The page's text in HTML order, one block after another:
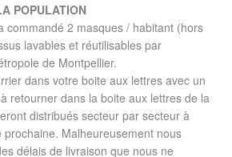
POPULATION
commandé 2 masques / habitant (hors
lavables et réutilisables par
de Montpellier.
dans votre boite aux lettres avec un
retourner dans la boite aux lettres de la
distribués secteur par secteur à
Malheureusement nous
délais de livraison que nous ne